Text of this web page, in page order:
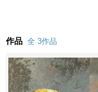
作品 全 3作品